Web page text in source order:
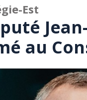
Est
au